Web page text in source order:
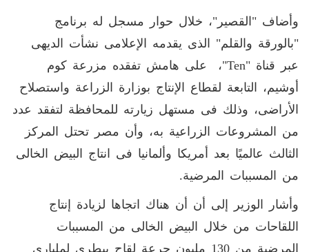
وأضاف "القصير"، خلال حوار مسجل له برنامج
"بالورقة والقلم" الذى يقدمه الإعلامى نشأت الديهى
عبر قناة "ten"، على هامش تفقده مزرعة كوم
أوشيم، التابعة لقطاع الإنتاج بوزارة الزراعة واستصلاح
الأراضى، وذلك فى مستهل زيارته للمحافظة لتفقد عدد
من المشروعات الزراعية به، وأن مصر تحتل المركز
الثالث عالميًا بعد أمريكا وألمانيا فى انتاج البيض الخالى
من المسببات المرضية.
وأشار الوزير إلى أن أن هناك اتجاها لزيادة إنتاج
اللقاحات من خلال البيض الخالى من المسببات
المرضية من 130 مليون جرعة لقاح بيطرى لمليارى